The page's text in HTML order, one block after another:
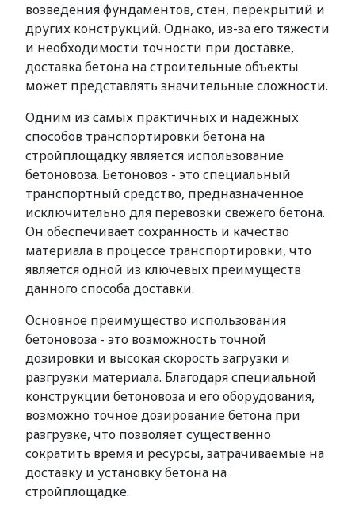
возведения фундаментов, стен, перекрытий и
других конструкций. Однако, из-за его тяжести
и необходимости точности при доставке,
доставка бетона на строительные объекты
может представлять значительные сложности.
Одним из самых практичных и надежных
способов транспортировки бетона на
стройплощадку является использование
бетоновоза. Бетоновоз - это специальный
транспортный средство, предназначенное
исключительно для перевозки свежего бетона.
Он обеспечивает сохранность и качество
материала в процессе транспортировки, что
является одной из ключевых преимуществ
данного способа доставки.
Основное преимущество использования
бетоновоза - это возможность точной
дозировки и высокая скорость загрузки и
разгрузки материала. Благодаря специальной
конструкции бетоновоза и его оборудования,
возможно точное дозирование бетона при
разгрузке, что позволяет существенно
сократить время и ресурсы, затрачиваемые на
доставку и установку бетона на
стройплощадке.